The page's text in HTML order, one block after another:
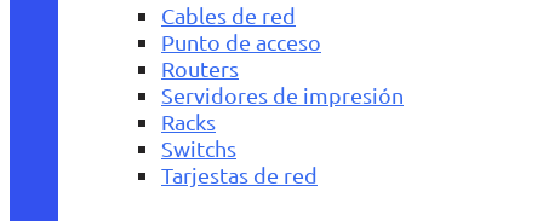
Cables de red
Punto de acceso
Routers
Servidores de impresión
Racks
Switchs
Tarjestas de red